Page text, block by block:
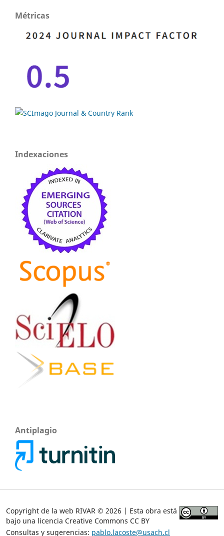
Métricas
Indexaciones
Antiplagio
Copyright de la web RIVAR © 2026 | Esta obra está
bajo una licencia Creative Commons CC BY
Consultas y sugerencias: pablo.lacoste@usach.cl